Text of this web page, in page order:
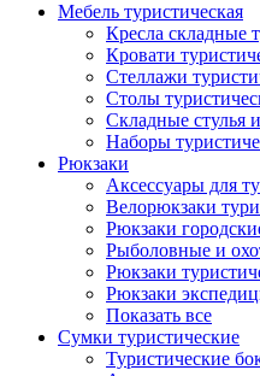
Мебель туристическая
Кресла складные
Кровати
Стеллажи
Столы
Складные стулья
Наборы
Рюкзаки
Аксессуары для
Велорюкзаки
Рюкзаки
Рыболовные и
Рюкзаки
Рюкзаки
Показать все
Сумки туристические
Туристические